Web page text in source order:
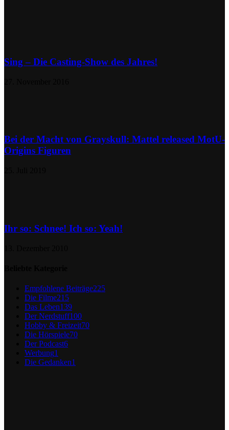
Sing – Die Casting-Show des Jahres!
Bei der Macht von Grayskull: Mattel released MotU-
Origins Figuren
Ihr so: Schnee! Ich so: Yeah!
Empfohlene Beiträge225
Die Filme215
Das Leben139
Der Nerdstuff100
Hobby & Freizeit70
Die Hörspiele70
Der Podcast6
Werbung1
Die Gedanken1